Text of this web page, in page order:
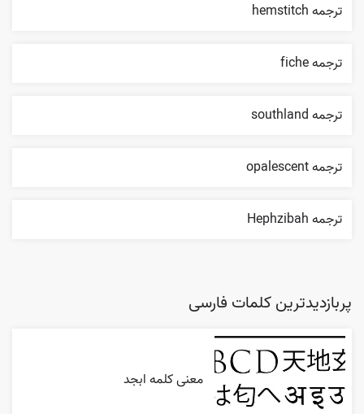
ترجمه hemstitch
ترجمه fiche
ترجمه southland
ترجمه opalescent
ترجمه Hephzibah
پربازدیدترین کلمات فارسی
معنی کلمه ابجد